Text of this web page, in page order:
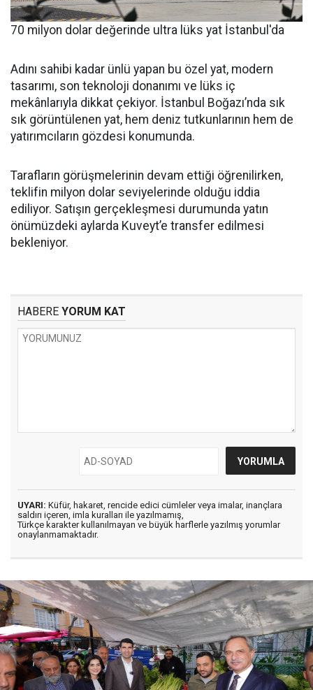
70 milyon dolar değerinde ultra lüks yat İstanbul'da
Adını sahibi kadar ünlü yapan bu özel yat, modern
tasarımı, son teknoloji donanımı ve lüks iç
mekânlarıyla dikkat çekiyor. İstanbul Boğazı’nda sık
sık görüntülenen yat, hem deniz tutkunlarının hem de
yatırımcıların gözdesi konumunda.
Tarafların görüşmelerinin devam ettiği öğrenilirken,
teklifin milyon dolar seviyelerinde olduğu iddia
ediliyor. Satışın gerçekleşmesi durumunda yatın
önümüzdeki aylarda Kuveyt’e transfer edilmesi
bekleniyor.
HABERE YORUM KAT
UYARI: Küfür, hakaret, rencide edici cümleler veya imalar, inançlara
saldırı içeren, imla kuralları ile yazılmamış,
Türkçe karakter kullanılmayan ve büyük harflerle yazılmış yorumlar
onaylanmamaktadır.